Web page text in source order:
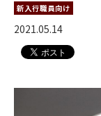
新入行職員向け
2021.05.14